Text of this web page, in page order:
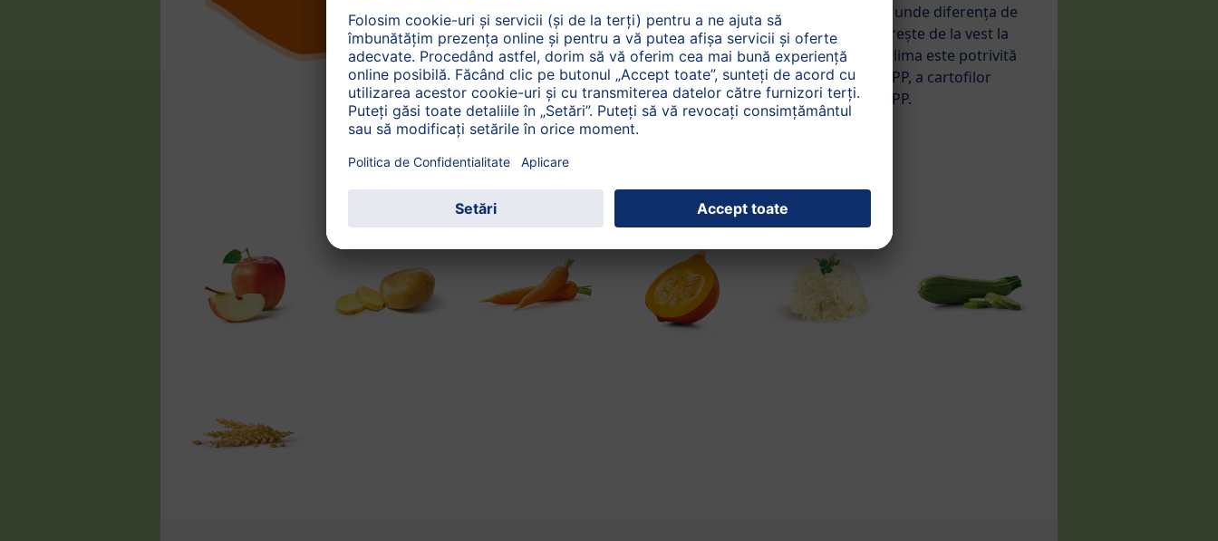
În Ungaria există un climat continental, unde diferența de
temperatură în timpul verii și al iernii, crește de la vest la
est, în timp ce precipitațiile scad. Deci, clima este potrivită
pentru creșterea dovlecilor ecologici HiPP, a cartofilor
ecologici HiPP și a merelor ecologice HiPP.